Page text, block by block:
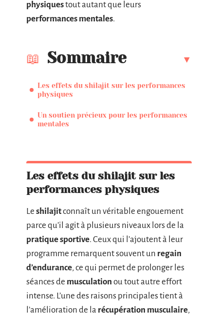
physiquestout autant que leurs
performances mentales.
Sommaire
Les effets du shilajit sur les performances
physiques
Un soutien précieux pour les performances
mentales
Les effets du shilajit sur les
performances physiques
Le shilajitconnaît un véritable engouement
parce qu’il agit à plusieurs niveaux lors de la
pratique sportive. Ceux qui l’ajoutent à leur
programme remarquent souvent un regain
d’endurance, ce qui permet de prolonger les
séances de musculation ou tout autre effort
intense. L’une des raisons principales tient à
l’amélioration de la récupération musculaire,